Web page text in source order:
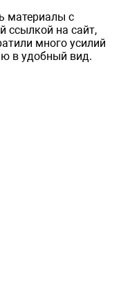
материалы с
ссылкой на сайт,
много усилий
в удобный вид.